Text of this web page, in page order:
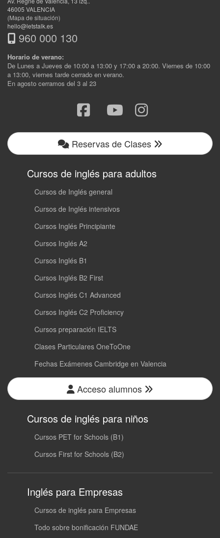
46005 VALENCIA
(Mapa de situación)
hello@letstalk.es
960 000 130
Horario de verano:
De Lunes a Jueves de 10:00 a 13:00 y 17:00 a 20:00. Viernes de 10:00
a 13:00, viernes tarde cerrado en verano.
En agosto cerramos del 3 al 23
Reservas de Clases
Cursos de inglés para adultos
Cursos de Inglés general
Cursos de Inglés intensivos
Cursos Inglés Principiante
Cursos Inglés A2
Cursos Inglés B1
Cursos Inglés B2 First
Cursos Inglés C1 Advanced
Cursos Inglés C2 Proficiency
Cursos preparación IELTS
Clases Particulares OneToOne
Fechas Exámenes Cambridge en Valencia
Acceso alumnos
Cursos de inglés para niños
Cursos PET for Schools (B1)
Cursos First for Schools (B2)
Inglés para Empresas
Cursos de inglés para Empresas
Todo sobre bonificación FUNDAE